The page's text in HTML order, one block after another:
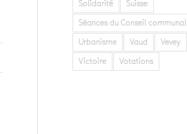
Solidarité
Suisse
Séances du Conseil communal
Urbanisme
Vaud
Vevey
Victoire
Votations